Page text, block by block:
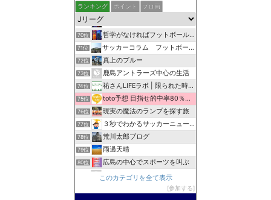
ランキング ポイント ブロ画
68位 松本山雅に爆念を送るブログ
69位
70位 哲学がなければフットボールじゃない
71位 サッカーコラム フットボールカレッジ
72位 真上のブルー
73位 鹿島アントラーズ中心の生活
74位 祐さんLIFEラボ | 限られた時間を自分らしく生きる
75位 toto予想 目指せ的中率80％以上
76位 現実の魔法のランプを探す旅
77位 ３秒でわかるサッカーニュース速報
78位 荒川太郎ブログ
79位 雨過天晴
80位 広島の中心でスポーツを叫ぶ
まいにちにっき
静岡在住フロサポのサッカーブログ
このカテゴリを全て表示
参加する